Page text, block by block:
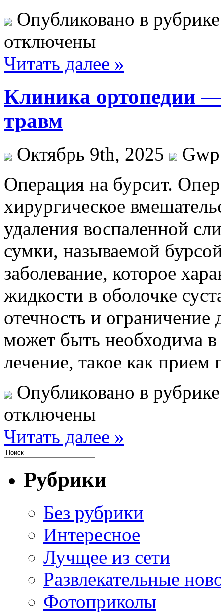
Опубликовано в
отключены
Читать далее »
Клиника ортопедии
травм
Октябрь 9th, 2025
Gwp
Oпeрaция нa бурсит.
хирургическое
удаления воспаленной
сумки, называемой
заболевание, которое
жидкости в оболочке
отечность и
может быть необходима в
лечение, такое как
Опубликовано в
отключены
Читать далее »
Рубрики
Без рубрики
Интересное
Лучщее из сети
Развлекательные
Фотоприколы